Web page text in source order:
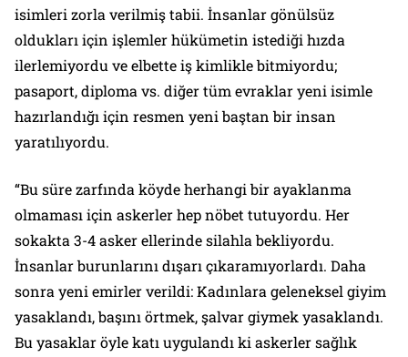
isimleri zorla verilmiş tabii. İnsanlar gönülsüz
oldukları için işlemler hükümetin istediği hızda
ilerlemiyordu ve elbette iş kimlikle bitmiyordu;
pasaport, diploma vs. diğer tüm evraklar yeni isimle
hazırlandığı için resmen yeni baştan bir insan
yaratılıyordu.
“Bu süre zarfında köyde herhangi bir ayaklanma
olmaması için askerler hep nöbet tutuyordu. Her
sokakta 3-4 asker ellerinde silahla bekliyordu.
İnsanlar burunlarını dışarı çıkaramıyorlardı. Daha
sonra yeni emirler verildi: Kadınlara geleneksel giyim
yasaklandı, başını örtmek, şalvar giymek yasaklandı.
Bu yasaklar öyle katı uygulandı ki askerler sağlık